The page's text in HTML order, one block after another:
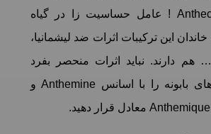
کوتولاید Anthecotulide ! عامل حساسیت زا در گیاه
خاندان این ترکیبات اثرات ضد ليشمانيا،
دارند. نباید اثرات منحصر بفرد
Anthecotulide های بابونه را با اسانس Anthemine و